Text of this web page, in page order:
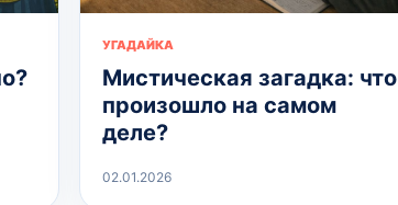
УГАДАЙКА
Мистическая загадка: что
произошло на самом
деле?
02.01.2026